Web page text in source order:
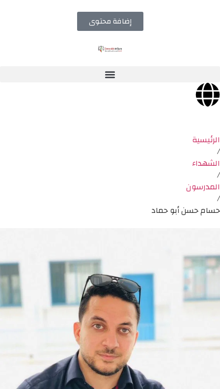
إضافة محتوى
الرئيسية
/
الشهداء
/
المدرسون
/
حسام حسن أبو حماد